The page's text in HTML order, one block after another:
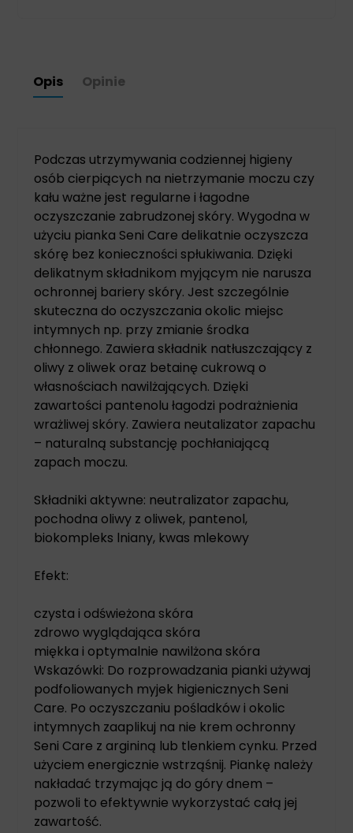
Opis Opinie
Podczas utrzymywania codziennej higieny
osób cierpiących na nietrzymanie moczu czy
kału ważne jest regularne i łagodne
oczyszczanie zabrudzonej skóry. Wygodna w
użyciu pianka Seni Care delikatnie oczyszcza
skórę bez konieczności spłukiwania. Dzięki
delikatnym składnikom myjącym nie narusza
ochronnej bariery skóry. Jest szczególnie
skuteczna do oczyszczania okolic miejsc
intymnych np. przy zmianie środka
chłonnego. Zawiera składnik natłuszczający z
oliwy z oliwek oraz betainę cukrową o
własnościach nawilżających. Dzięki
zawartości pantenolu łagodzi podrażnienia
wrażliwej skóry. Zawiera neutalizator zapachu
– naturalną substancję pochłaniającą
zapach moczu.
Składniki aktywne: neutralizator zapachu,
pochodna oliwy z oliwek, pantenol,
biokompleks lniany, kwas mlekowy
Efekt:
czysta i odświeżona skóra
zdrowo wyglądająca skóra
miękka i optymalnie nawilżona skóra
Wskazówki: Do rozprowadzania pianki używaj
podfoliowanych myjek higienicznych Seni
Care. Po oczyszczaniu pośladków i okolic
intymnych zaaplikuj na nie krem ochronny
Seni Care z argininą lub tlenkiem cynku. Przed
użyciem energicznie wstrząśnij. Piankę należy
nakładać trzymając ją do góry dnem –
pozwoli to efektywnie wykorzystać całą jej
zawartość.